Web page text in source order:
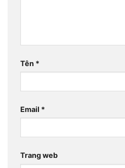
Tên *
Email *
Trang web